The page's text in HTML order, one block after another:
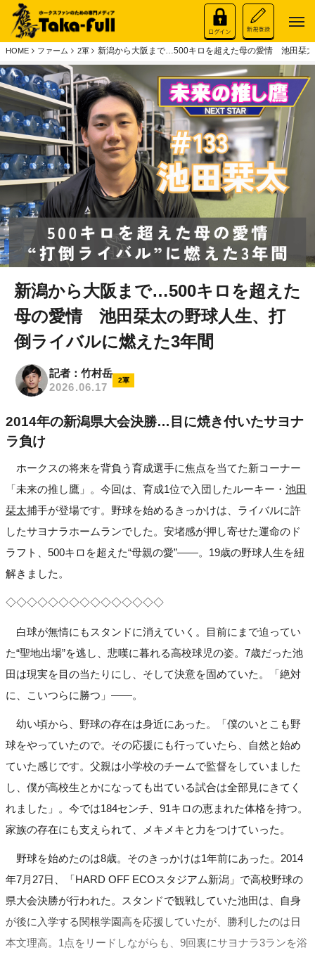
HOME ファーム 2軍 新潟から大阪まで…500キロを超えた母の愛情 池田栞
新潟から大阪まで…500キロを超えた
母の愛情 池田栞太の野球人生、打
倒ライバルに燃えた3年間
記者：竹村岳
2026.06.17
2軍
2014年の新潟県大会決勝…目に焼き付いたサヨナ
ラ負け
ホークスの将来を背負う育成選手に焦点を当てた新コーナー
「未来の推し鷹」。今回は、育成1位で入団したルーキー・ 池田
栞太捕手が登場です。野球を始めるきっかけは、ライバルに許
したサヨナラホームランでした。安堵感が押し寄せた運命のド
ラフト、500キロを超えた“母親の愛”――。19歳の野球人生を紐
解きました。
◇◇◇◇◇◇◇◇◇◇◇◇◇◇◇
白球が無情にもスタンドに消えていく。目前にまで迫ってい
た“聖地出場”を逃し、悲嘆に暮れる高校球児の姿。7歳だった池
田は現実を目の当たりにし、そして決意を固めていた。「絶対
に、こいつらに勝つ」――。
幼い頃から、野球の存在は身近にあった。「僕のいとこも野
球をやっていたので。その応援にも行っていたら、自然と始め
ていた感じです。父親は小学校のチームで監督をしていました
し、僕が高校生とかになっても出ている試合は全部見にきてく
れました」。今では184センチ、91キロの恵まれた体格を持つ。
家族の存在にも支えられて、メキメキと力をつけていった。
野球を始めたのは8歳。そのきっかけは1年前にあった。2014
年7月27日、「HARD OFF ECOスタジアム新潟」で高校野球の
県大会決勝が行われた。スタンドで観戦していた池田は、自身
が後に入学する関根学園高を応援していたが、勝利したのは日
本文理高。1点をリードしながらも、9回裏にサヨナラ3ランを浴